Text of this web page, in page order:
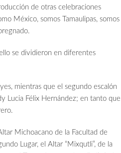
de otras celebraciones
México, somos Tamaulipas, somos
se dividieron en diferentes
mientras que el segundo escalón
Lucia Félix Hernández; en tanto que
Michoacano de la Facultad de
Lugar, el Altar “Mixqutli”, de la